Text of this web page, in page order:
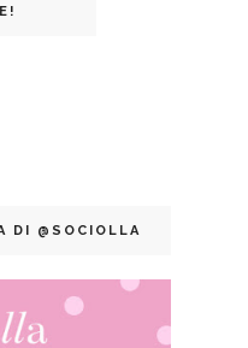
DI @SOCIOLLA